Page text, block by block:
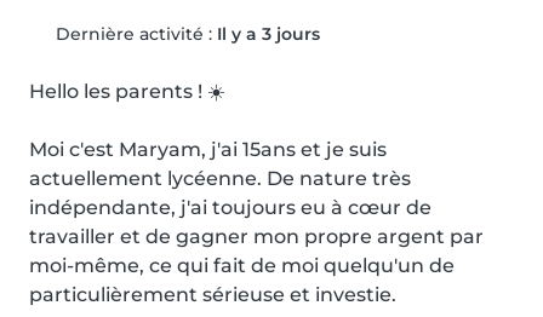
Dernière activité : Il y a 3 jours
Hello les parents ! ☀️
Moi c'est Maryam, j'ai 15ans et je suis
actuellement lycéenne. De nature très
indépendante, j'ai toujours eu à cœur de
travailler et de gagner mon propre argent par
moi-même, ce qui fait de moi quelqu'un de
particulièrement sérieuse et investie.